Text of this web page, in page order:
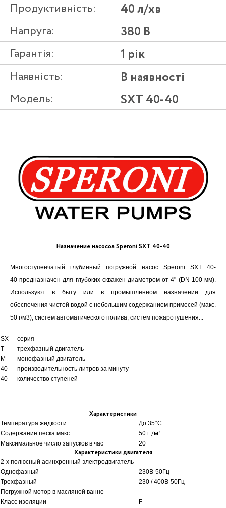
Продуктивність: 40 л/хв
Напруга: 380 В
Гарантія: 1 рік
Наявність: В наявності
Модель: SXT 40-40
Назначение насосоа Speroni SXT 40-40
Многоступенчатый глубинный погружной насос Speroni SXT 40-
40 предназначен для глубоких скважен диаметром от 4" (DN 100 мм).
Используют в быту или в промышленном назначении для
обеспечения чистой водой с небольшим содержанием примесей (макс.
50 г/м3), систем автоматического полива, систем пожаротушения...
SX
серия
T
трехфазный двигатель
M
монофазный двигатель
40
производительность литров за минуту
40
количество ступеней
Характеристики
Температура жидкости До 35°C
Содержание песка макс.
50 г./м³
Максимальное число запусков в час
20
Характеристики двигателя
2-х полюсный асинхронный электродвигатель
Однофазный
230В-50Гц
Трехфазный
230 / 400В-50Гц
Погружной мотор в масляной ванне
Класс изоляции
F